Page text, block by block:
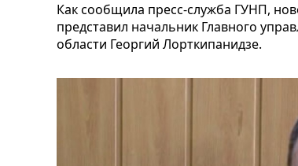
Как сообщила пресс-служба ГУНП,
представил начальник Главного
области Георгий Лорткипанидзе.